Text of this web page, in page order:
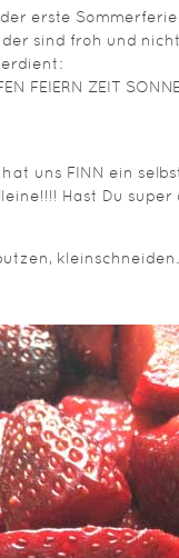
erste
sind froh und
FEIERN ZEIT
uns FINN ein
Hast Du super
kleinschneiden.